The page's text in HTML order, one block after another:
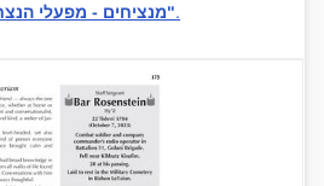
" מנציחים - מפעלי הנצחה בישראל".